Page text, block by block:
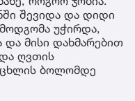
შევიდა და დიდი
უჭირდა,
მისი დახმარებით
ღვთის
ბოლომდე